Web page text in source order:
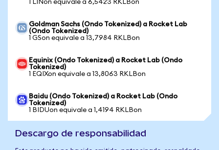
1 LINon equivale a 6,5423 RKLBon
Goldman Sachs (Ondo Tokenized) a Rocket Lab
(Ondo Tokenized)
1 GSon equivale a 13,7984 RKLBon
Equinix (Ondo Tokenized) a Rocket Lab (Ondo
Tokenized)
1 EQIXon equivale a 13,8063 RKLBon
Baidu (Ondo Tokenized) a Rocket Lab (Ondo
Tokenized)
1 BIDUon equivale a 1,4194 RKLBon
Descargo de responsabilidad